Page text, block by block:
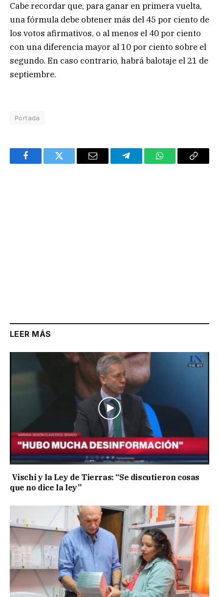
Cabe recordar que, para ganar en primera vuelta,
una fórmula debe obtener más del 45 por ciento de
los votos afirmativos, o al menos el 40 por ciento
con una diferencia mayor al 10 por ciento sobre el
segundo. En caso contrario, habrá balotaje el 21 de
septiembre.
Portada
FacebookTwitter Email TelegramWhatsAppCopy
LEER MÁS
Vischi y la Ley de Tierras: “Se discutieron cosas
que no dice la ley”